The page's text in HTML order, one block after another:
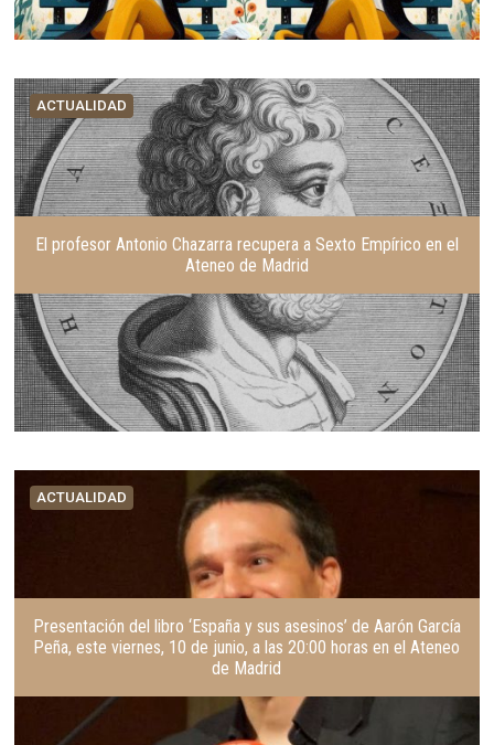
ACTUALIDAD
El profesor Antonio Chazarra recupera a Sexto Empírico en el
Ateneo de Madrid
ACTUALIDAD
Presentación del libro ‘España y sus asesinos’ de Aarón García
Peña, este viernes, 10 de junio, a las 20:00 horas en el Ateneo
de Madrid